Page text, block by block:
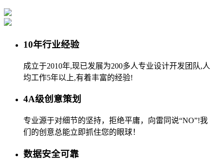
10年行业经验
成立于2010年,现已发展为200多人专业设计开发团队,人
均工作5年以上,有着丰富的经验!
4A级创意策划
专业源于对细节的坚持，拒绝平庸，向雷同说“NO”!我
们的创意总能立即抓住您的眼球！
数据安全可靠